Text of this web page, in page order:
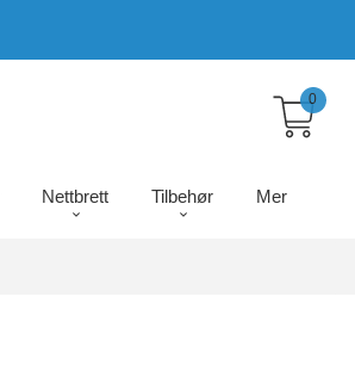
Nettbrett Tilbehør Mer
0